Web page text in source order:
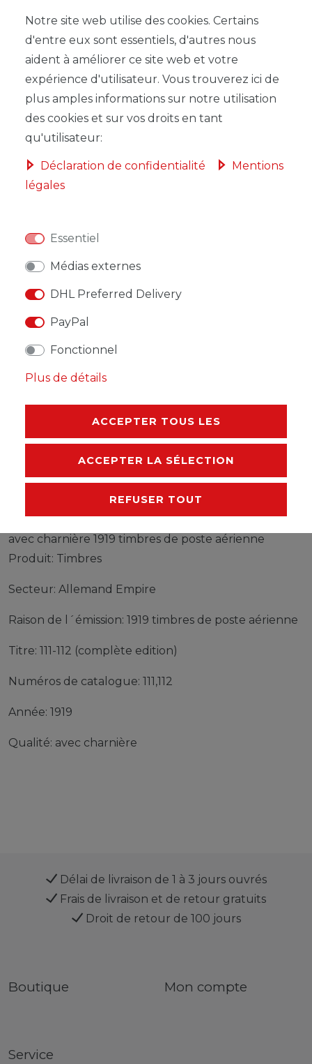
Contenu
DANS LE PANIER
* avec TVA horsFrais de livraison
DESCRIPTION
RESPONSABLE DE L'UE
Timbres Allemand Empire 111-112 (complète edition)
avec charnière 1919 timbres de poste aérienne
Produit: Timbres
Secteur: Allemand Empire
Raison de l´émission: 1919 timbres de poste aérienne
Titre: 111-112 (complète edition)
Numéros de catalogue: 111,112
Année: 1919
Qualité: avec charnière
Délai de livraison de 1 à 3 jours ouvrés
Frais de livraison et de retour gratuits
Droit de retour de 100 jours
Boutique Mon compte
Service
Notre site web utilise des cookies. Certains
d'entre eux sont essentiels, d'autres nous
aident à améliorer ce site web et votre
expérience d'utilisateur. Vous trouverez ici de
plus amples informations sur notre utilisation
des cookies et sur vos droits en tant
qu'utilisateur:
Déclaration de confidentialité
Mentions
légales
Essentiel
Médias externes
DHL Preferred Delivery
PayPal
Fonctionnel
Plus de détails
ACCEPTER TOUS LES
ACCEPTER LA SÉLECTION
REFUSER TOUT